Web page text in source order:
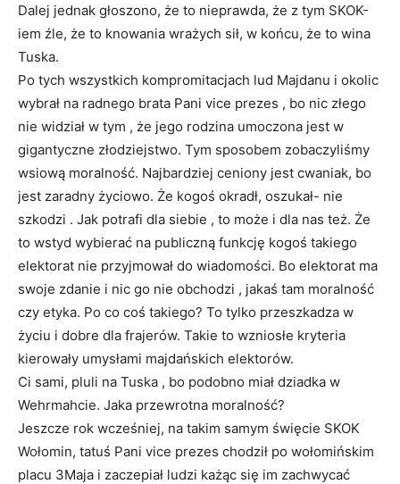
Dalej jednak głoszono, że to nieprawda, że z tym SKOK-
iem źle, że to knowania wrażych sił, w końcu, że to wina
Tuska.
Po tych wszystkich kompromitacjach lud Majdanu i okolic
wybrał na radnego brata Pani vice prezes , bo nic złego
nie widział w tym , że jego rodzina umoczona jest w
gigantyczne złodziejstwo. Tym sposobem zobaczyliśmy
wsiową moralność. Najbardziej ceniony jest cwaniak, bo
jest zaradny życiowo. Że kogoś okradł, oszukał- nie
szkodzi . Jak potrafi dla siebie , to może i dla nas też. Że
to wstyd wybierać na publiczną funkcję kogoś takiego
elektorat nie przyjmował do wiadomości. Bo elektorat ma
swoje zdanie i nic go nie obchodzi , jakaś tam moralność
czy etyka. Po co coś takiego? To tylko przeszkadza w
życiu i dobre dla frajerów. Takie to wzniosłe kryteria
kierowały umysłami majdańskich elektorów.
Ci sami, pluli na Tuska , bo podobno miał dziadka w
Wehrmahcie. Jaka przewrotna moralność?
Jeszcze rok wcześniej, na takim samym święcie SKOK
Wołomin, tatuś Pani vice prezes chodził po wołomińskim
placu 3Maja i zaczepiał ludzi każąc się im zachwycać